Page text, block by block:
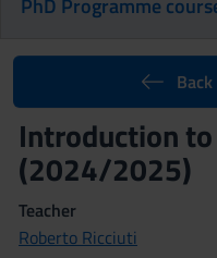
PhD Programme
Introduction
(2024/2025)
Teacher
Roberto Ricciuti